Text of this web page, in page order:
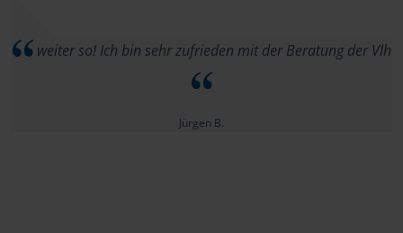
weiter so! Ich bin sehr zufrieden mit der Beratung der Vlh
Jürgen B.